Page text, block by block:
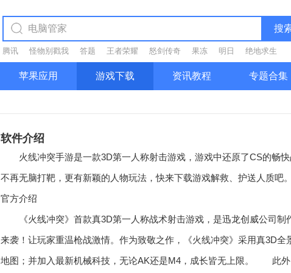
搜
腾讯 怪物别戳我 答题 王者荣耀 怒剑传奇 果冻 明日 绝地求生
苹果应用 游戏下载 资讯教程 专题合集
软件介绍
火线冲突手游是一款3D第一人称射击游戏，游戏中还原了CS的畅快
不再无脑打靶，更有新颖的人物玩法，快来下载游戏解救、护送人质吧
官方介绍
《火线冲突》首款真3D第一人称战术射击游戏，是迅龙创威公司制
来袭！让玩家重温枪战激情。作为致敬之作，《火线冲突》采用真3D
地图；并加入最新机械科技，无论AK还是M4，成长皆无上限。 此外